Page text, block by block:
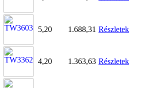
5,20
1.688,31 Részletek
4,20 1.363,63 Részletek